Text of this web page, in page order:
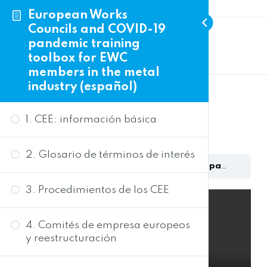
European Works
Councils and COVID-19
pandemic training
toolbox for EWC
members in the metal
industry (español)
1. CEE: información básica
2. Glosario de términos de interés
3. Procedimientos de los CEE
4. Comités de empresa europeos
y reestructuración
Previous
Lesson
Videotutorial
European Works Councils and COVID-19 pandemic training toolbox for EWC members in the metal industry (español)